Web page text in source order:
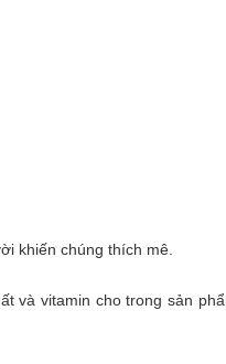
khiến chúng thích mê.
và vitamin cho trong sản